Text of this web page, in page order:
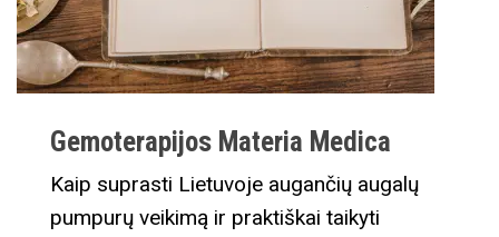
Gemoterapijos Materia Medica
Kaip suprasti Lietuvoje augančių augalų
pumpurų veikimą ir praktiškai taikyti